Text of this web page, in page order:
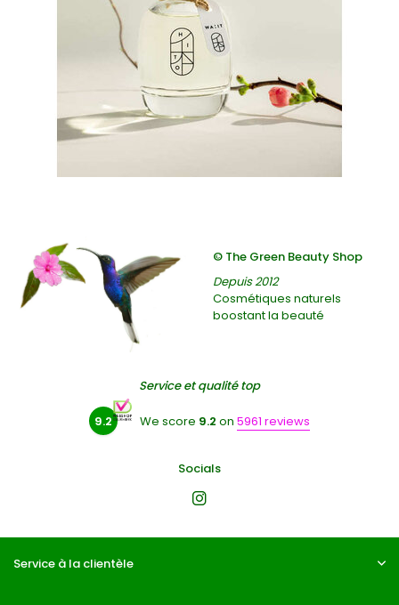
© The Green Beauty Shop
Depuis 2012
Cosmétiques naturels
boostant la beauté
Service et qualité top
9.2 We score 9.2 on 5961 reviews
Socials
Service à la clientèle